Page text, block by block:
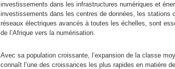
investissements dans les infrastructures numériques et
investissements dans les centres de données, les stations
réseaux électriques avancés à toutes les échelles, sont
de l’Afrique vers la numérisation.
Avec sa population croissante, l’expansion de la classe
connaît l’une des croissances les plus rapides en matière